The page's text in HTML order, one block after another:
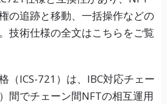
の追跡と移動、一括操作などの
技術仕様の全文はこちらをご覧
（ICS-721）は、IBC対応チェー
間でチェーン間NFTの相互運用